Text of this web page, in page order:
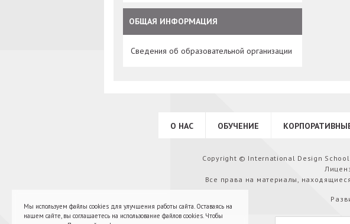
ОБЩАЯ ИНФОРМАЦИЯ
Сведения об образовательной организации
О НАС ОБУЧЕНИЕ
Copyright © International Design
Все права на материалы,
Мы используем файлы cookies для улучшения работы сайта. Оставаясь на
нашем сайте, вы соглашаетесь на использование файлов cookies. Чтобы